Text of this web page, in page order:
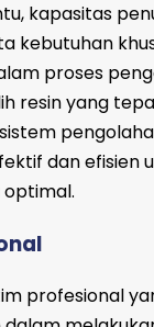
kapasitas
kebutuhan
proses
resin yang
dan efisien
profesional